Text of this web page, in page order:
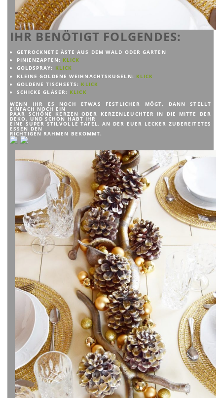
IHR BENÖTIGT FOLGENDES:
GETROCKNETE ÄSTE AUS DEM WALD ODER GARTEN
PINIENZAPFEN: KLICK
GOLDSPRAY: KLICK
KLEINE GOLDENE WEIHNACHTSKUGELN: KLICK
GOLDENE TISCHSETS: KLICK
SCHICKE GLÄSER: KLICK
WENN IHR ES NOCH ETWAS FESTLICHER MÖGT, DANN STELLT
EINFACH NOCH EIN
PAAR SCHÖNE KERZEN ODER KERZENLEUCHTER IN DIE MITTE DER
DEKO. UND SCHON HABT IHR
EINE SUPER STILVOLLE TAFEL, AN DER EUER LECKER ZUBEREITETES
ESSEN DEN
RICHTIGEN RAHMEN BEKOMMT.